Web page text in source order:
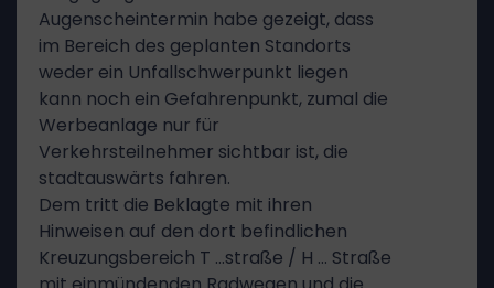
Augenscheintermin habe gezeigt, dass
im Bereich des geplanten Standorts
weder ein Unfallschwerpunkt liegen
kann noch ein Gefahrenpunkt, zumal die
Werbeanlage nur für
Verkehrsteilnehmer sichtbar ist, die
stadtauswärts fahren.
Dem tritt die Beklagte mit ihren
Hinweisen auf den dort befindlichen
Kreuzungsbereich T …straße / H … Straße